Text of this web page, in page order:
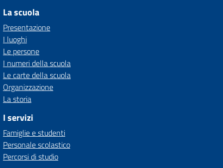
La scuola
Presentazione
I luoghi
Le persone
I numeri della scuola
Le carte della scuola
Organizzazione
La storia
I servizi
Famiglie e studenti
Personale scolastico
Percorsi di studio